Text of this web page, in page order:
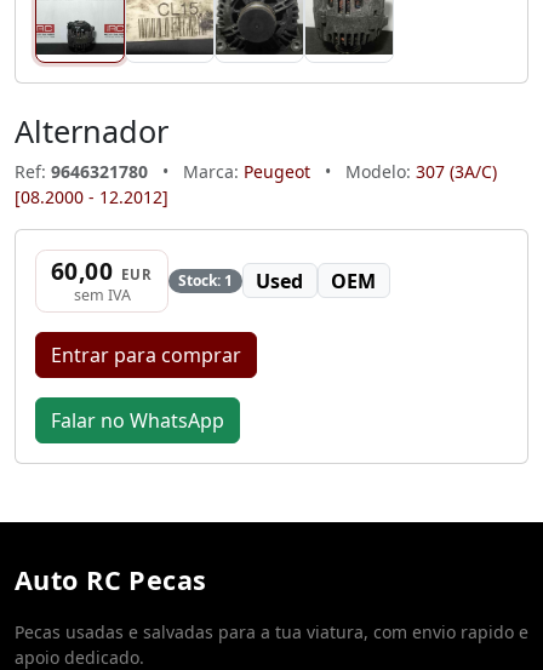
Alternador
Ref: 9646321780 • Marca: Peugeot • Modelo: 307 (3A/C)
[08.2000 - 12.2012]
60,00 EUR
sem IVA
Stock: 1 Used OEM
Entrar para comprar
Falar no WhatsApp
Auto RC Pecas
Pecas usadas e salvadas para a tua viatura, com envio rapido e
apoio dedicado.